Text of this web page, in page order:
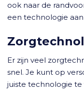
ook naar de
een technologie
Er zijn veel
snel. Je kunt op
juiste technologie te